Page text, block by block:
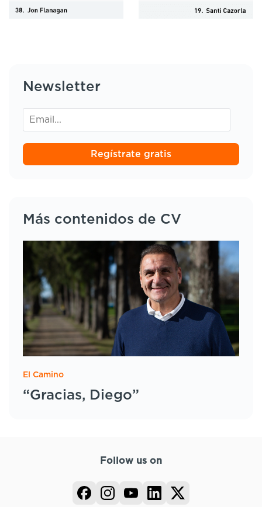
Newsletter
Regístrate gratis
Más contenidos de CV
El Camino
“Gracias, Diego”
Follow us on